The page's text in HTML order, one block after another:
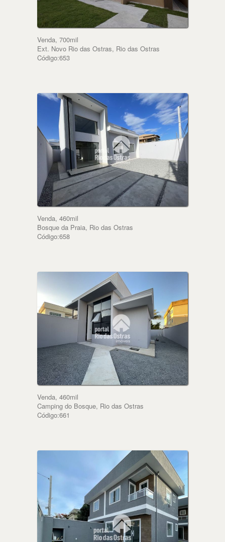
Venda, 700mil
Ext. Novo Rio das Ostras, Rio das Ostras
Código:653
Venda, 460mil
Bosque da Praia, Rio das Ostras
Código:658
Venda, 460mil
Camping do Bosque, Rio das Ostras
Código:661